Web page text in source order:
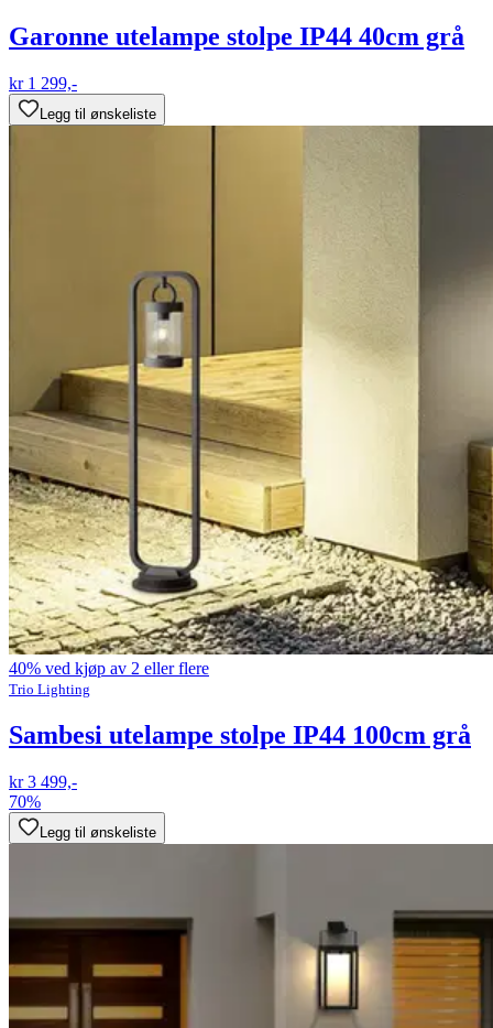
Garonne utelampe stolpe IP44 40cm grå
kr 1 299,-
Legg til ønskeliste
40% ved kjøp av 2 eller flere
Trio Lighting
Sambesi utelampe stolpe IP44 100cm grå
kr 3 499,-
70%
Legg til ønskeliste